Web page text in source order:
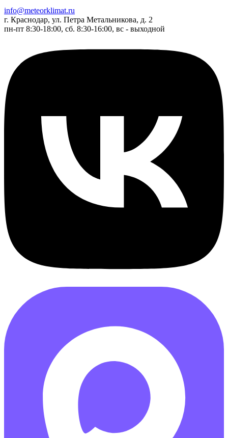
info@meteorklimat.ru
г. Краснодар, ул. Петра Метальникова, д. 2
пн-пт 8:30-18:00, сб. 8:30-16:00, вс - выходной